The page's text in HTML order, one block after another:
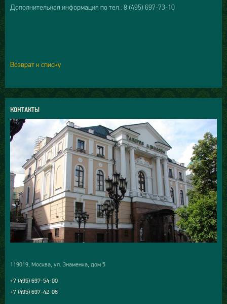
Дополнительная информация по тел.: 8 (495) 697-73-10
Возврат к списку
КОНТАКТЫ
119019, Москва, ул. Знаменка, дом 5
+7 (495) 697-54-00
+7 (495) 697-42-08